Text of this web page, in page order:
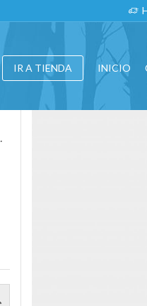
IR A TIENDA INICIO